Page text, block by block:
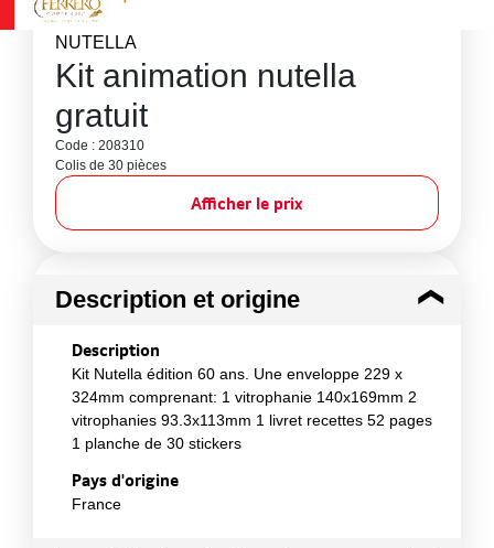
NUTELLA
Kit animation nutella
gratuit
Code : 208310
Colis de 30 pièces
Afficher le prix
Description et origine
Description
Kit Nutella édition 60 ans. Une enveloppe 229 x
324mm comprenant: 1 vitrophanie 140x169mm 2
vitrophanies 93.3x113mm 1 livret recettes 52 pages
1 planche de 30 stickers
Pays d'origine
France